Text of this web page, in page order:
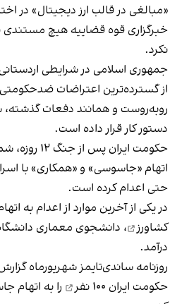
«مبالغی در قالب ارز دیجیتال» در
خبرگزاری قوه قضاییه هیچ مستندی
نکرد.
جمهوری اسلامی در شرایطی اردستانی
از گسترده‌ترین اعتراضات
روبه‌روست و همانند دفعات گذشته،
دستور کار قرار داده است.
حکومت ایران
اتهام «جاسوسی» و «همکاری» با
حتی اعدام کرده است.
در یکی از آخرین موارد از اعدام به
کشاورز
درآمد.
روزنامه ساندی‌تایمز شهریورماه
حکومت ایران ۱۰۰ نفر
را به اتهام